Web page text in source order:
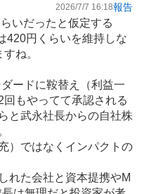
2026/7/7 16:18報告
いだったと仮定する
420円くらいを維持しな
ね。
ードに鞍替え（利益一
もやってて承認される
と武永社長からの自社株
）ではなくインパクトの
れた会社と資本提携やM